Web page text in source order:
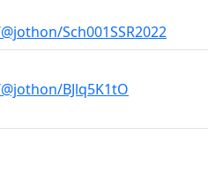
Sch001SSR2022
BJlq5K1tO